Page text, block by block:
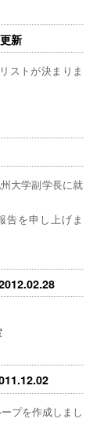
新
ストが決まりま
大学副学長に就
告を申し上げま
プを作成しまし